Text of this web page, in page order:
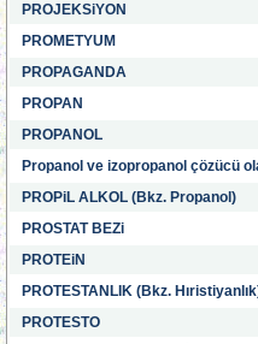
PROJEKSiYON
PROMETYUM
PROPAGANDA
PROPAN
PROPANOL
Propanol ve izopropanol çözücü
PROPiL ALKOL (Bkz. Propanol)
PROSTAT BEZi
PROTEiN
PROTESTANLIK (Bkz.
PROTESTO